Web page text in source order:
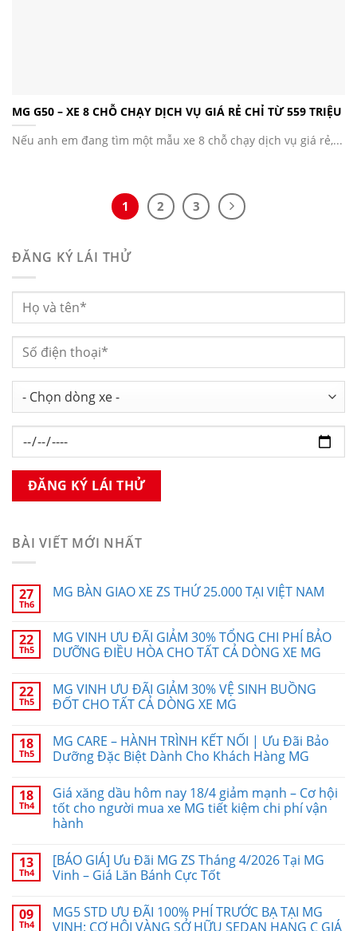
MG G50 – XE 8 CHỖ CHẠY DỊCH VỤ GIÁ RẺ CHỈ TỪ 559 TRIỆU
Nếu anh em đang tìm một mẫu xe 8 chỗ chạy dịch vụ giá rẻ,...
1 2 3
ĐĂNG KÝ LÁI THỬ
BÀI VIẾT MỚI NHẤT
27
Th6
MG BÀN GIAO XE ZS THỨ 25.000 TẠI VIỆT NAM
22
Th5
MG VINH ƯU ĐÃI GIẢM 30% TỔNG CHI PHÍ BẢO
DƯỠNG ĐIỀU HÒA CHO TẤT CẢ DÒNG XE MG
22
Th5
MG VINH ƯU ĐÃI GIẢM 30% VỆ SINH BUỒNG
ĐỐT CHO TẤT CẢ DÒNG XE MG
18
Th5
MG CARE – HÀNH TRÌNH KẾT NỐI | Ưu Đãi Bảo
Dưỡng Đặc Biệt Dành Cho Khách Hàng MG
18
Th4
Giá xăng dầu hôm nay 18/4 giảm mạnh – Cơ hội
tốt cho người mua xe MG tiết kiệm chi phí vận
hành
13
Th4
[BÁO GIÁ] Ưu Đãi MG ZS Tháng 4/2026 Tại MG
Vinh – Giá Lăn Bánh Cực Tốt
09
Th4
MG5 STD ƯU ĐÃI 100% PHÍ TRƯỚC BẠ TẠI MG
VINH: CƠ HỘI VÀNG SỞ HỮU SEDAN HẠNG C GIÁ